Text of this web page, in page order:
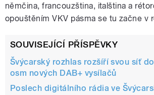
němčina, francouzština, italština a
opouštěním VKV pásma se tu začne v
SOUVISEJÍCÍ PŘÍSPĚVKY
Švýcarský rozhlas rozšíří svou síť
osm nových DAB+ vysílačů
Poslech digitálního rádia ve